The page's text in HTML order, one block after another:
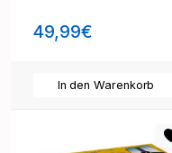
49,99€
In den Warenkorb